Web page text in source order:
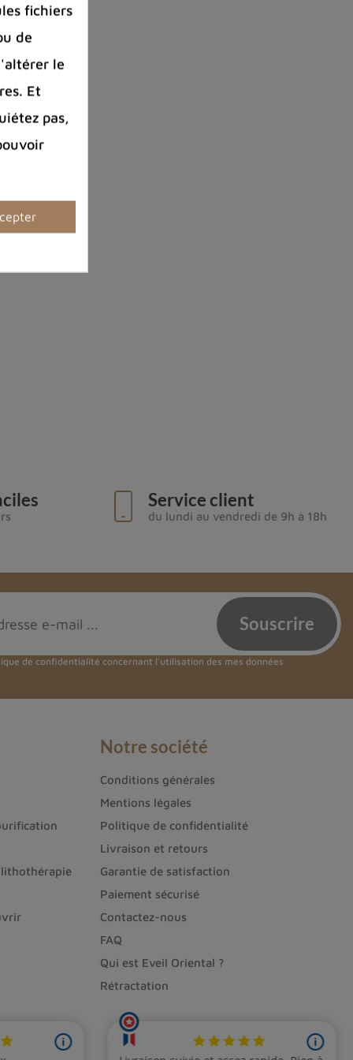
Service client
du lundi au vendredi de 9h à 18h
de confidentialité concernant l'utilisation des mes données
Notre société
Conditions générales
Mentions légales
Politique de confidentialité
Livraison et retours
Garantie de satisfaction
Paiement sécurisé
Contactez-nous
FAQ
Qui est Eveil Oriental ?
Rétractation
fichiers
de
le
Et
pas,